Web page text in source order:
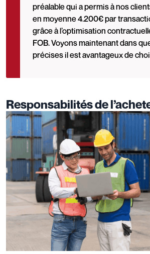
préalable qui a permis à nos
en moyenne 4.200€ par
grâce à l’optimisation
FOB. Voyons maintenant dans
précises il est avantageux de
Responsabilités de